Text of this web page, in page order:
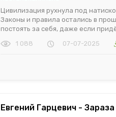
Цивилизация рухнула под
Законы и правила остались в
постоять за себя, даже если
1 088
07-07-2025
Евгений Гарцевич -